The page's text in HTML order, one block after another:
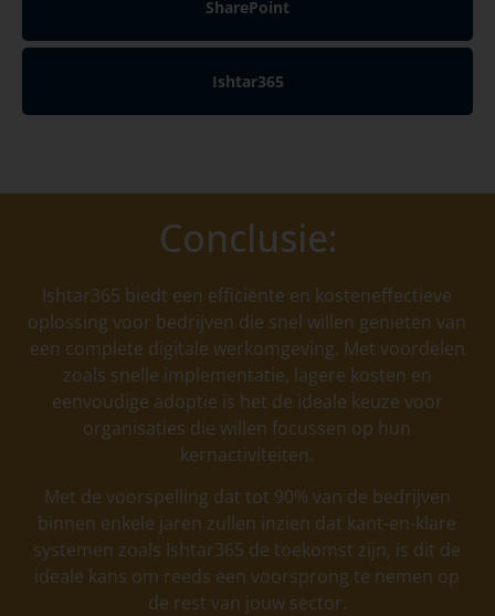
SharePoint
Ishtar365
Conclusie:
Ishtar365 biedt een efficiënte en kosteneffectieve
oplossing voor bedrijven die snel willen genieten van
een complete digitale werkomgeving. Met voordelen
zoals snelle implementatie, lagere kosten en
eenvoudige adoptie is het de ideale keuze voor
organisaties die willen focussen op hun
kernactiviteiten.
Met de voorspelling dat tot 90% van de bedrijven
binnen enkele jaren zullen inzien dat kant-en-klare
systemen zoals Ishtar365 de toekomst zijn, is dit de
ideale kans om reeds een voorsprong te nemen op
de rest van jouw sector.